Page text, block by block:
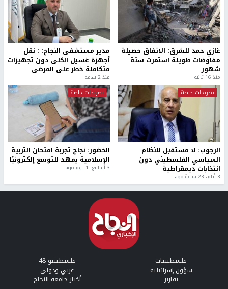
غازي حمد للشرق: الاتفاق حصيلة
مفاوضات طويلة استمرت ستة
شهور
منذ 16 ثانية
مدير مستشفى النجاح: : نقل
أجهزة غسيل الكلى دون تجهيزات
متكاملة خطر على المرضى
منذ 2 ساعة
تصريحات خاصة
الرجوب: لا مستقبل للنظام
السياسي الفلسطيني دون
انتخابات ديمقراطية
3 أيام، 23 ساعة ago
تصريحات خاصة
الخضور: نجاح تجربة امتحان التربية
الإسلامية يمهد للتوسع إلكترونيًا
3 أسابيع، 1 يوم ago
فلسطينيات فلسطينيو 48
شؤون إسرائيلية عربي ودولي
تقارير أخبار جامعة النجاح